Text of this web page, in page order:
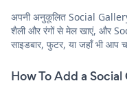
अपनी अनुकूलित Social
शैली और रंगों से मेल खाएं, और
साइडबार, फुटर, या जहाँ भी आप
How To Add a